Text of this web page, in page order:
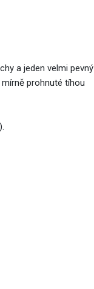
a jeden velmi pevný
prohnuté tíhou